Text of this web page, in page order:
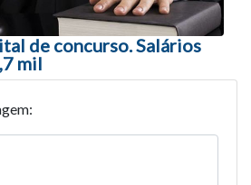
de concurso. Salários
mil